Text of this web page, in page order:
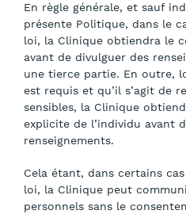
En règle générale, et sauf
présente Politique, dans le
loi, la Clinique obtiendra le
avant de divulguer des
une tierce partie. En outre,
est requis et qu’il s’agit de
sensibles, la Clinique
explicite de l’individu avant
renseignements.
Cela étant, dans certains
loi, la Clinique peut
personnels sans le